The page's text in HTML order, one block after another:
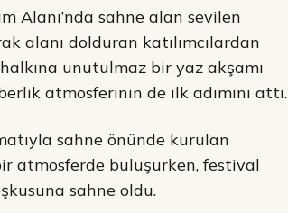
Alanı’nda sahne alan sevilen
alanı dolduran katılımcılardan
unutulmaz bir yaz akşamı
atmosferinin de ilk adımını attı.
sahne önünde kurulan
atmosferde buluşurken, festival
sahne oldu.